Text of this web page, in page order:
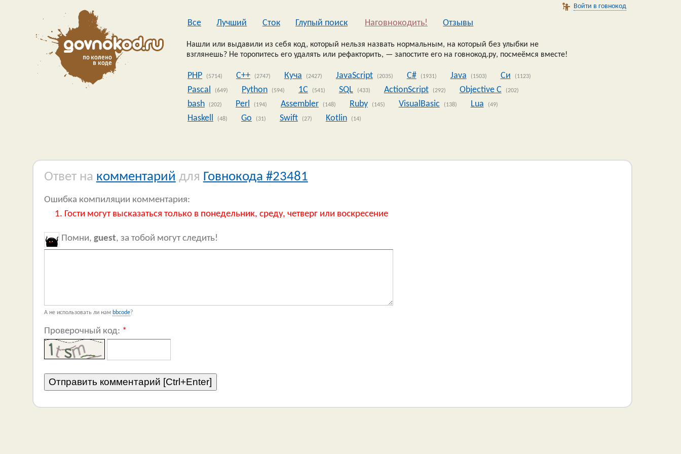
Войти в говнокод
Все Лучший Сток Глупый поиск Наговнокодить! Oтзывы
Нашли или выдавили из себя код, который нельзя назвать нормальным, на который без улыбки не
взглянешь? Не торопитесь его удалять или рефакторить, — запостите его на говнокод.ру, посмеёмся вместе!
PHP (5714) C++ (2747) Куча (2427) JavaScript (2035) C# (1931) Java (1503) Си (1123)
Pascal (649) Python (594) 1C (541) SQL (433) ActionScript (292) Objective C (202)
bash (202) Perl (194) Assembler (148) Ruby (145) VisualBasic (138) Lua (49)
Haskell (48) Go (31) Swift (27) Kotlin (14)
Ответ на комментарий для Говнокода #23481
Ошибка компиляции комментария:
Гости могут высказаться только в понедельник, среду, четверг или воскресение
Помни, guest, за тобой могут следить!
А не использовать ли нам bbcode?
Проверочный код: *